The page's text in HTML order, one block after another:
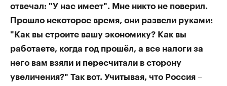
отвечал: "У нас имеет". Мне никто не поверил.
Прошло некоторое время, они развели руками:
"Как вы строите вашу экономику? Как вы
работаете, когда год прошёл, а все налоги за
него вам взяли и пересчитали в сторону
увеличения?" Так вот. Учитывая, что Россия –